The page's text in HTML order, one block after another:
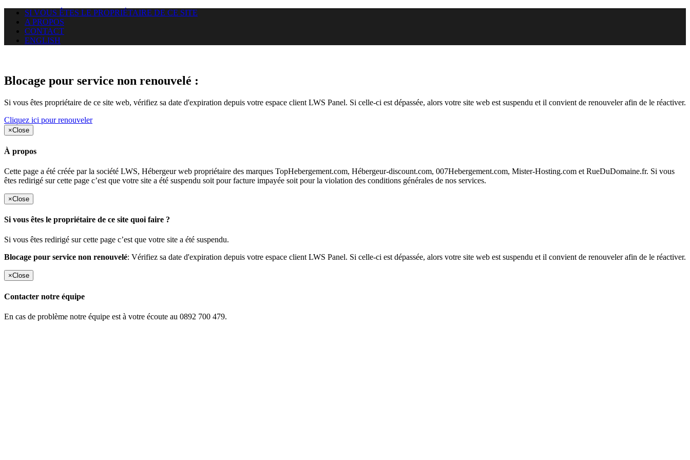
SI VOUS ÊTES LE PROPRIÉTAIRE DE CE SITE
A PROPOS
CONTACT
ENGLISH
Blocage pour service non renouvelé :
Si vous êtes propriétaire de ce site web, vérifiez sa date d'expiration depuis votre espace client LWS Panel. Si celle-ci est dépassée, alors votre site web est suspendu et il convient de renouveler afin de le réactiver.
Cliquez ici pour renouveler
×Close
À propos
Cette page a été créée par la société LWS, Hébergeur web propriétaire des marques TopHebergement.com, Hébergeur-discount.com, 007Hebergement.com, Mister-Hosting.com et RueDuDomaine.fr. Si vous
êtes redirigé sur cette page c’est que votre site a été suspendu soit pour facture impayée soit pour la violation des conditions générales de nos services.
×Close
Si vous êtes le propriétaire de ce site quoi faire ?
Si vous êtes redirigé sur cette page c’est que votre site a été suspendu.
Blocage pour service non renouvelé: Vérifiez sa date d'expiration depuis votre espace client LWS Panel. Si celle-ci est dépassée, alors votre site web est suspendu et il convient de renouveler afin de le réactiver.
×Close
Contacter notre équipe
En cas de problème notre équipe est à votre écoute au 0892 700 479.